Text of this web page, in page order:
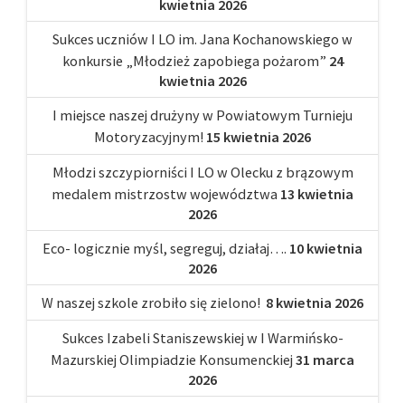
kwietnia 2026
Sukces uczniów I LO im. Jana Kochanowskiego w
konkursie „Młodzież zapobiega pożarom” 24
kwietnia 2026
I miejsce naszej drużyny w Powiatowym Turnieju
Motoryzacyjnym! 15 kwietnia 2026
Młodzi szczypiorniści I LO w Olecku z brązowym
medalem mistrzostw województwa 13 kwietnia
2026
Eco- logicznie myśl, segreguj, działaj…. 10 kwietnia
2026
W naszej szkole zrobiło się zielono! 8 kwietnia 2026
Sukces Izabeli Staniszewskiej w I Warmińsko-
Mazurskiej Olimpiadzie Konsumenckiej 31 marca
2026